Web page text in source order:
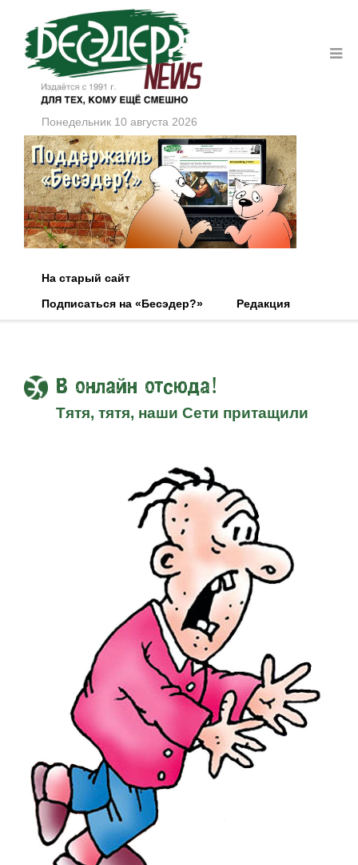
Понедельник 10 августа 2026
На старый сайт
Подписаться на «Бесэдер?»
Редакция
В онлайн отсюда!
Тятя, тятя, наши Сети притащили